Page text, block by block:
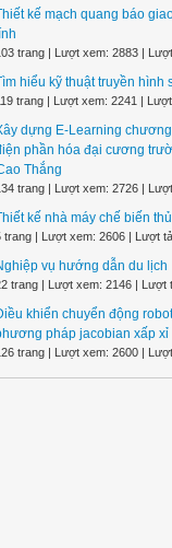
kế mạch quang báo
trang | Lượt xem: 2883 |
hiểu kỹ thuật truyền hình
trang | Lượt xem: 2241 | Lượt
dựng E-Learning
phần hóa đại cương
Thắng
trang | Lượt xem: 2726 |
kế nhà máy chế biến
trang | Lượt xem: 2606 | Lượt
vụ hướng dẫn du lịch
trang | Lượt xem: 2146 | Lượt
khiển chuyển động
pháp jacobian xấp xỉ
trang | Lượt xem: 2600 |